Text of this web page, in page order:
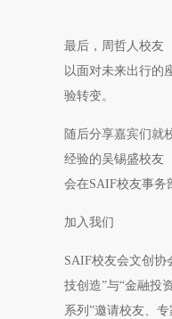
最后，周哲人校友
以面对未来出行的
验转变。
随后分享嘉宾们就
经验的吴锡盛校友
会在SAIF校友事务
加入我们
SAIF校友会文创协
技创造”与“金融投
系列”邀请校友、